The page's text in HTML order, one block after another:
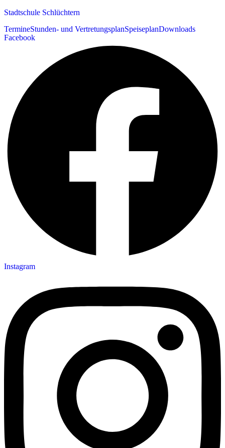
Stadtschule Schlüchtern
TermineStunden- und VertretungsplanSpeiseplanDownloads
Facebook
Instagram